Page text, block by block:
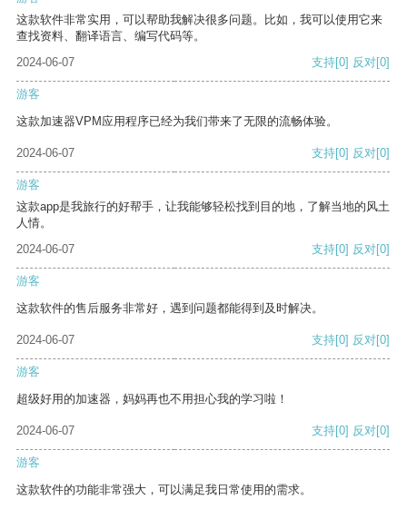
这款软件非常实用，可以帮助我解决很多问题。比如，我可以使用它来
查找资料、翻译语言、编写代码等。
2024-06-07
支持[0] 反对[0]
游客
这款加速器VPM应用程序已经为我们带来了无限的流畅体验。
2024-06-07 支持[0] 反对[0]
游客
这款app是我旅行的好帮手，让我能够轻松找到目的地，了解当地的风土
人情。
2024-06-07
支持[0] 反对[0]
游客
这款软件的售后服务非常好，遇到问题都能得到及时解决。
2024-06-07 支持[0] 反对[0]
游客
超级好用的加速器，妈妈再也不用担心我的学习啦！
2024-06-07 支持[0] 反对[0]
游客
这款软件的功能非常强大，可以满足我日常使用的需求。